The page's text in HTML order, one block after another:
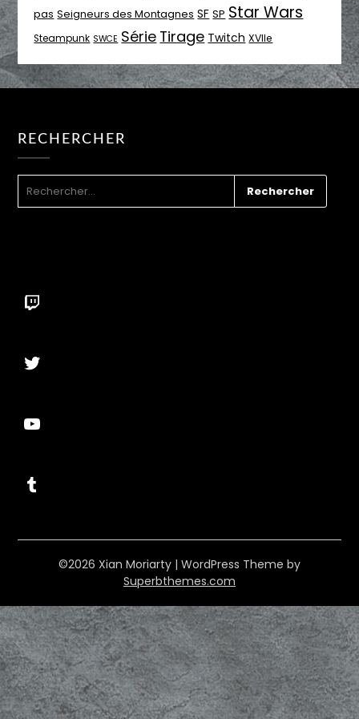
pas Seigneurs des Montagnes SF SP Star Wars
Steampunk SWCE Série Tirage Twitch XVIIe
RECHERCHER
Twitch
Twitter
YouTube
Tumblr
©2026 Xian Moriarty | WordPress Theme by
Superbthemes.com